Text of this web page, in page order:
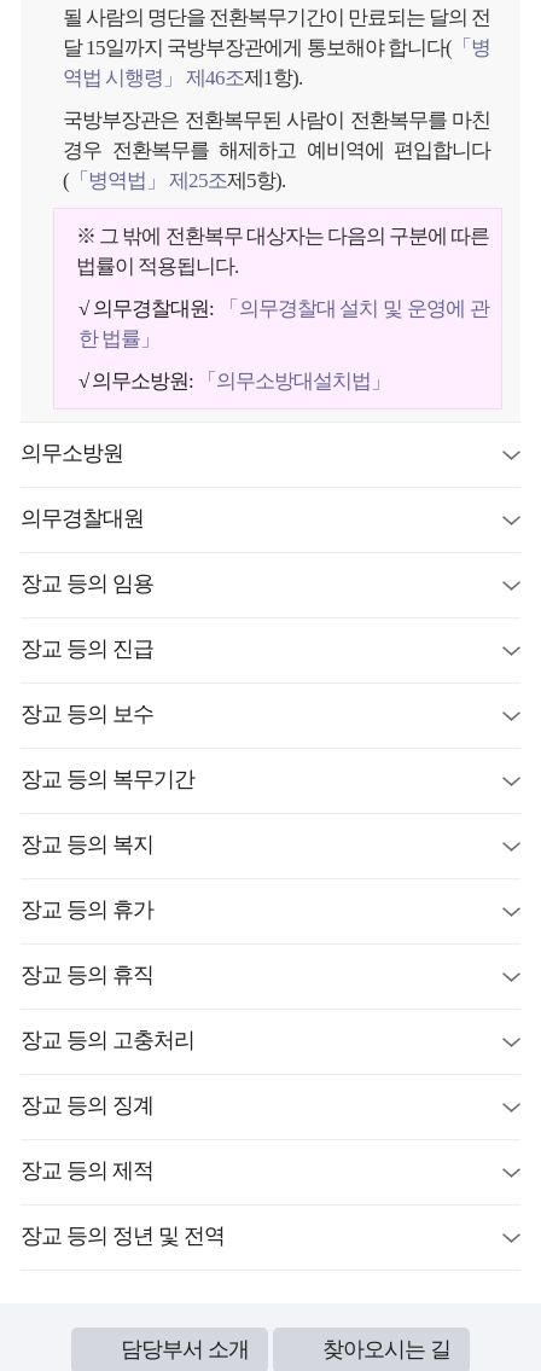
될 사람의 명단을 전환복무기간이 만료되는 달의 전
달 15일까지 국방부장관에게 통보해야 합니다(「병
역법 시행령」 제46조제1항).
국방부장관은 전환복무된 사람이 전환복무를 마친
경우 전환복무를 해제하고 예비역에 편입합니다
( 「병역법」 제25조제5항).
※ 그 밖에 전환복무 대상자는 다음의 구분에 따른
법률이 적용됩니다.
√ 의무경찰대원:
「의무경찰대 설치 및 운영에 관
한 법률」
√ 의무소방원:
「의무소방대설치법」
의무소방원
의무경찰대원
장교 등의 임용
장교 등의 진급
장교 등의 보수
장교 등의 복무기간
장교 등의 복지
장교 등의 휴가
장교 등의 휴직
장교 등의 고충처리
장교 등의 징계
장교 등의 제적
장교 등의 정년 및 전역
담당부서 소개 찾아오시는 길